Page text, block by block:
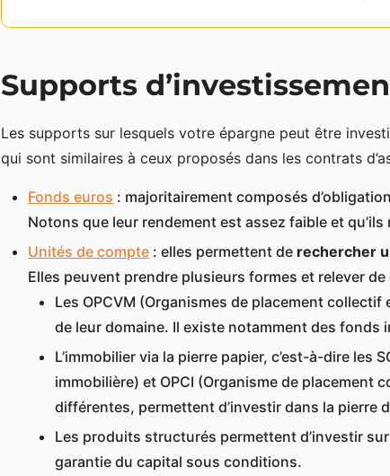
Supports
Les supports sur lesquels votre épargne peut être
qui sont similaires à ceux proposés dans les contrats
Fonds euros : majoritairement composés
Notons que leur rendement est assez faible et
Unités de compte : elles permettent de rechercher
Elles peuvent prendre plusieurs formes et relever
Les OPCVM (Organismes de placement
de leur domaine. Il existe notamment des
L’immobilier via la pierre papier, c’est-à-dire les
immobilière) et OPCI (Organisme de placement
différentes, permettent d’investir dans la pierre
Les produits structurés permettent d’investir
garantie du capital sous conditions.